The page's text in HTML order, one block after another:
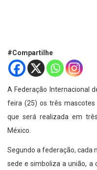
#Compartilhe
A Federação Internacional
feira (25) os três mascotes
que será realizada em
México.
Segundo a federação, cada
sede e simboliza a união, a